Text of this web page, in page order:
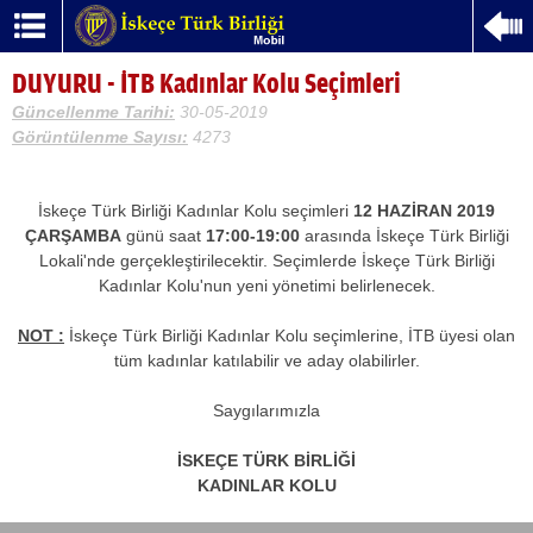
DUYURU - İTB Kadınlar Kolu Seçimleri
Güncellenme Tarihi: 30-05-2019
Görüntülenme Sayısı: 4273
İskeçe Türk Birliği Kadınlar Kolu seçimleri 12 HAZİRAN 2019
ÇARŞAMBAgünü saat 17:00-19:00arasında İskeçe Türk Birliği
Lokali'nde gerçekleştirilecektir. Seçimlerde İskeçe Türk Birliği
Kadınlar Kolu'nun yeni yönetimi belirlenecek.
NΟΤ : İskeçe Türk Birliği Kadınlar Kolu seçimlerine, İTB üyesi olan
tüm kadınlar katılabilir ve aday olabilirler.
Saygılarımızla
İSKEÇE TÜRK BİRLİĞİ
KADINLAR KOLU